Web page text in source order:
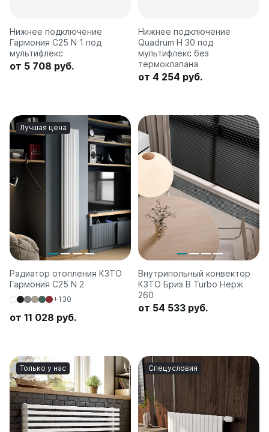
Нижнее подключение
Гармония С25 N 1 под
мультифлекс
от 5 708 руб.
Нижнее подключение
Quadrum H 30 под
мультифлекс без
термоклапана
от 4 254 руб.
Лучшая цена
Радиатор отопления КЗТО
Гармония C25 N 2
+130
от 11 028 руб.
Внутрипольный конвектор
КЗТО Бриз В Turbo Нерж
260
от 54 533 руб.
Только у нас Спецусловия